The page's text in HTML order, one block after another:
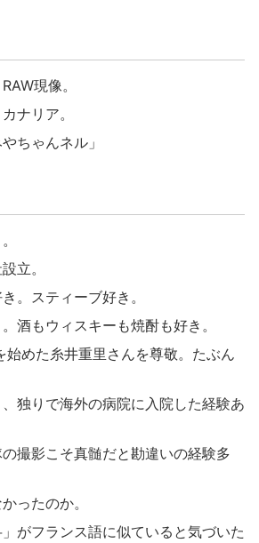
現像。
ナリア。
ちゃんネル」
立。
。スティーブ好き。
酒もウィスキーも焼酎も好き。
始めた糸井重里さんを尊敬。たぶん
独りで海外の病院に入院した経験あ
撮影こそ真髄だと勘違いの経験多
ったのか。
がフランス語に似ていると気づいた